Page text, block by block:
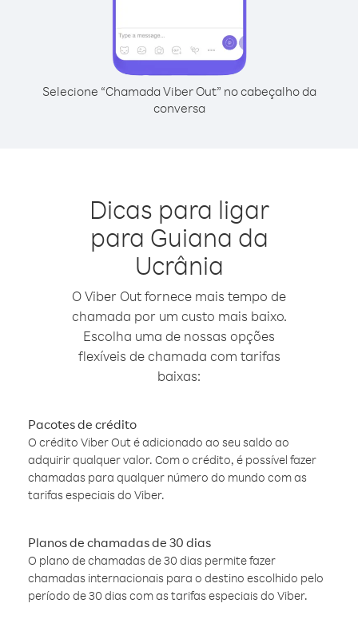
Selecione “Chamada Viber Out” no cabeçalho da
conversa
Dicas para ligar
para Guiana da
Ucrânia
O Viber Out fornece mais tempo de
chamada por um custo mais baixo.
Escolha uma de nossas opções
flexíveis de chamada com tarifas
baixas:
Pacotes de crédito
O crédito Viber Out é adicionado ao seu saldo ao
adquirir qualquer valor. Com o crédito, é possível fazer
chamadas para qualquer número do mundo com as
tarifas especiais do Viber.
Planos de chamadas de 30 dias
O plano de chamadas de 30 dias permite fazer
chamadas internacionais para o destino escolhido pelo
período de 30 dias com as tarifas especiais do Viber.